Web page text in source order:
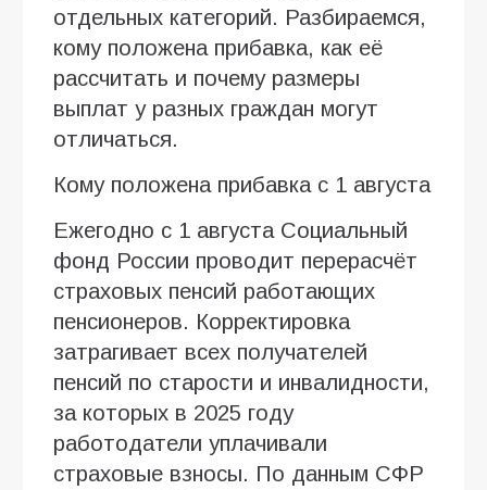
отдельных категорий. Разбираемся,
кому положена прибавка, как её
рассчитать и почему размеры
выплат у разных граждан могут
отличаться.
Кому положена прибавка с 1 августа
Ежегодно с 1 августа Социальный
фонд России проводит перерасчёт
страховых пенсий работающих
пенсионеров. Корректировка
затрагивает всех получателей
пенсий по старости и инвалидности,
за которых в 2025 году
работодатели уплачивали
страховые взносы. По данным СФР